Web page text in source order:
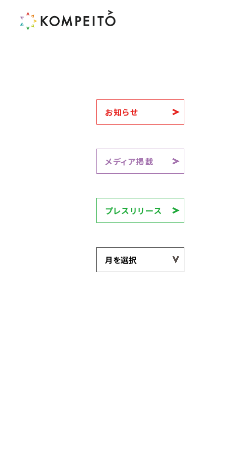
お知らせ
メディア掲載
プレスリリース